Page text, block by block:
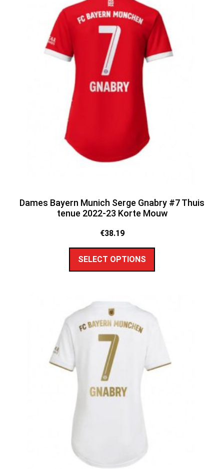
Dames Bayern Munich Serge Gnabry #7 Thuis
tenue 2022-23 Korte Mouw
€38.19
SELECT OPTIONS